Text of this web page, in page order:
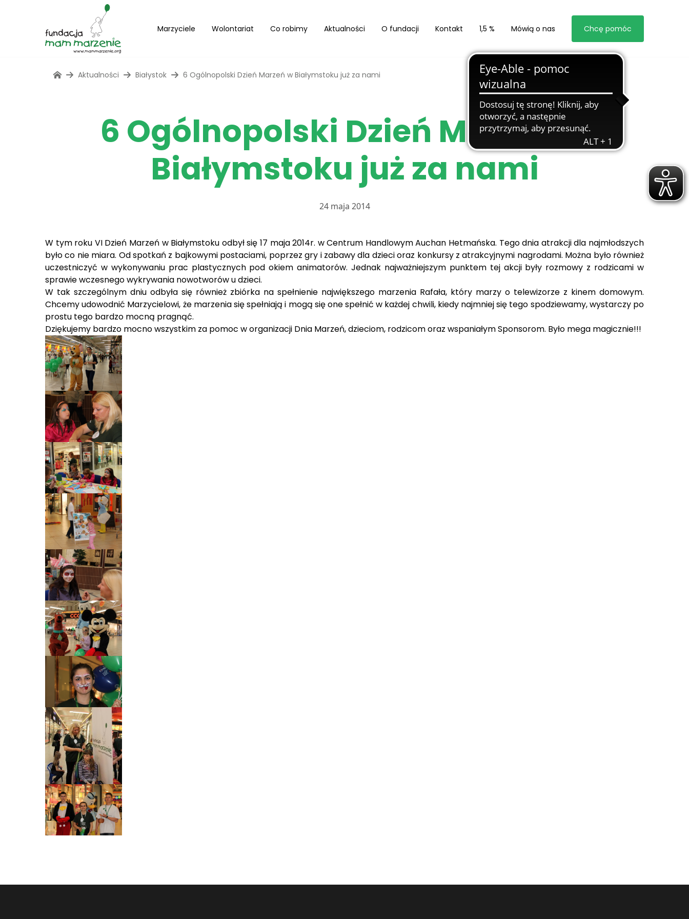
Marzyciele Wolontariat Co robimy Aktualności O fundacji Kontakt 1,5 % Mówią o nas Chcę pomóc
Aktualności Białystok 6 Ogólnopolski Dzień Marzeń w Białymstoku już za nami
6 Ogólnopolski Dzień Marzeń w
Białymstoku już za nami
24 maja 2014
W tym roku VI Dzień Marzeń w Białymstoku odbył się 17 maja 2014r. w Centrum Handlowym Auchan Hetmańska. Tego dnia atrakcji dla najmłodszych
było co nie miara. Od spotkań z bajkowymi postaciami, poprzez gry i zabawy dla dzieci oraz konkursy z atrakcyjnymi nagrodami. Można było również
uczestniczyć w wykonywaniu prac plastycznych pod okiem animatorów. Jednak najważniejszym punktem tej akcji były rozmowy z rodzicami w
sprawie wczesnego wykrywania nowotworów u dzieci.
W tak szczególnym dniu odbyła się również zbiórka na spełnienie największego marzenia Rafała, który marzy o telewizorze z kinem domowym.
Chcemy udowodnić Marzycielowi, że marzenia się spełniają i mogą się one spełnić w każdej chwili, kiedy najmniej się tego spodziewamy, wystarczy po
prostu tego bardzo mocną pragnąć.
Dziękujemy bardzo mocno wszystkim za pomoc w organizacji Dnia Marzeń, dzieciom, rodzicom oraz wspaniałym Sponsorom. Było mega magicznie!!!